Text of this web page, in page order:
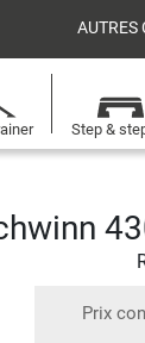
AUTRES
Step &
Prix